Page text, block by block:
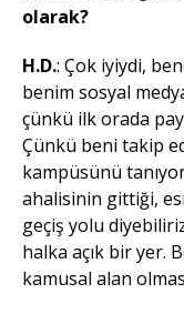
olarak?
H.D.: Çok iyiydi,
benim sosyal
çünkü ilk orada
Çünkü beni takip
kampüsünü
ahalisinin gittiği,
geçiş yolu
halka açık bir yer.
kamusal alan